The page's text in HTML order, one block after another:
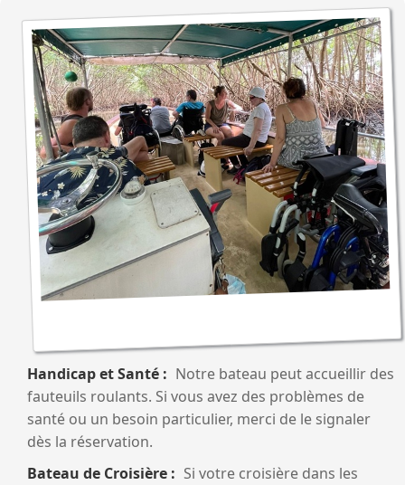
Handicap et Santé
Notre bateau peut accueillir des
fauteuils roulants. Si vous avez des problèmes de
santé ou un besoin particulier, merci de le signaler
dès la réservation.
Bateau de Croisière
Si votre croisière dans les